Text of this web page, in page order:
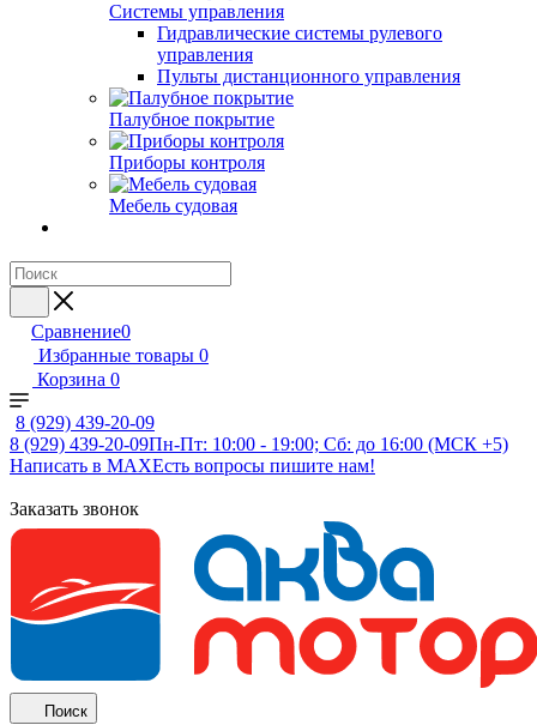
Системы управления
Гидравлические системы рулевого
управления
Пульты дистанционного управления
Палубное покрытие
Приборы контроля
Мебель судовая
Сравнение0
Избранные товары 0
Корзина 0
8 (929) 439-20-09
8 (929) 439-20-09Пн-Пт: 10:00 - 19:00; Сб: до 16:00 (МСК +5)
Написать в MAXЕсть вопросы пишите нам!
Заказать звонок
Поиск